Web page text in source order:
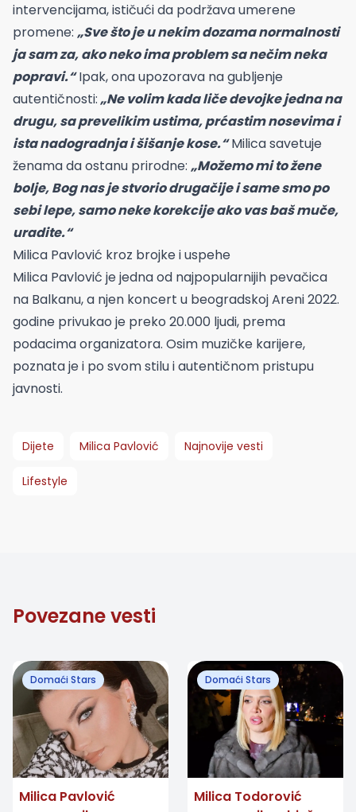
intervencijama, ističući da podržava umerene
promene: „Sve što je u nekim dozama normalnosti
ja sam za, ako neko ima problem sa nečim neka
popravi.“Ipak, ona upozorava na gubljenje
autentičnosti:„Ne volim kada liče devojke jedna na
drugu, sa prevelikim ustima, prćastim nosevima i
ista nadogradnja i šišanje kose.“Milica savetuje
ženama da ostanu prirodne: „Možemo mi to žene
bolje, Bog nas je stvorio drugačije i same smo po
sebi lepe, samo neke korekcije ako vas baš muče,
uradite.“
Milica Pavlović kroz brojke i uspehe
Milica Pavlović je jedna od najpopularnijih pevačica
na Balkanu, a njen koncert u beogradskoj Areni 2022.
godine privukao je preko 20.000 ljudi, prema
podacima organizatora. Osim muzičke karijere,
poznata je i po svom stilu i autentičnom pristupu
javnosti.
Dijete Milica Pavlović Najnovije vesti
Lifestyle
Povezane vesti
Domaći Stars
Milica Pavlović
Domaći Stars
Milica Todorović